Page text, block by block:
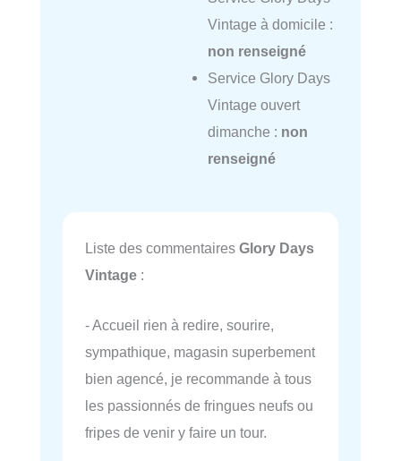
Vintage à domicile :
non renseigné
Service Glory Days
Vintage ouvert
dimanche : non
renseigné
Liste des commentaires Glory Days
Vintage :
- Accueil rien à redire, sourire,
sympathique, magasin superbement
bien agencé, je recommande à tous
les passionnés de fringues neufs ou
fripes de venir y faire un tour.